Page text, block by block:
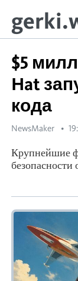
$5
Hat
кода
NewsMaker
Крупнейшие
безопасности